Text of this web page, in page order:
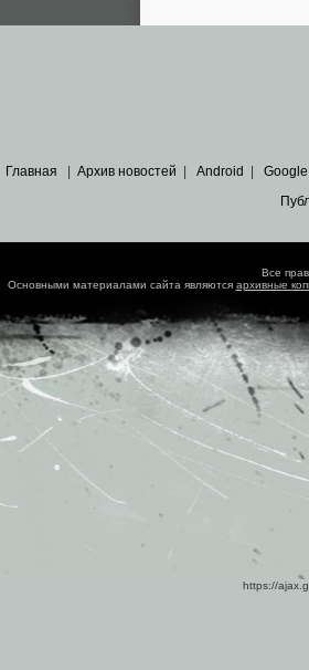
Главная Архив новостей Android Google
Все
Основными материалами сайта являются архивные
https://